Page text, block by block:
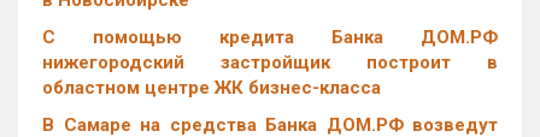
С помощью кредита Банка ДОМ.РФ
нижегородский застройщик построит в
областном центре ЖК бизнес-класса
В Самаре на средства Банка ДОМ.РФ возведут